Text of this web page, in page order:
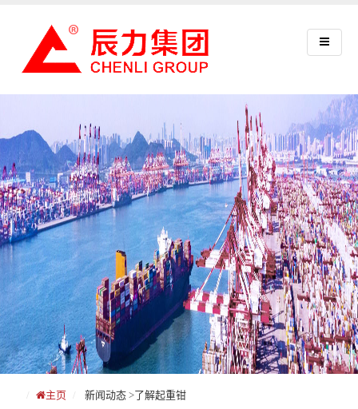
主页 新闻动态 >了解起重钳